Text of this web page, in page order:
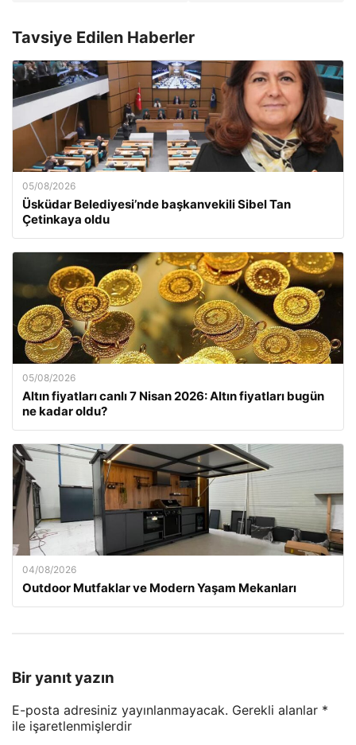
Tavsiye Edilen Haberler
05/08/2026
Üsküdar Belediyesi’nde başkanvekili Sibel Tan
Çetinkaya oldu
05/08/2026
Altın fiyatları canlı 7 Nisan 2026: Altın fiyatları bugün
ne kadar oldu?
04/08/2026
Outdoor Mutfaklar ve Modern Yaşam Mekanları
Bir yanıt yazın
E-posta adresiniz yayınlanmayacak. Gerekli alanlar *
ile işaretlenmişlerdir